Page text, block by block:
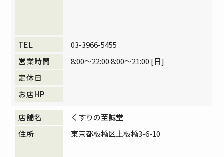
03-3966-5455
8:00～22:00 8:00～21:00 [日]
くすりの至誠堂
東京都板橋区上板橋3-6-10